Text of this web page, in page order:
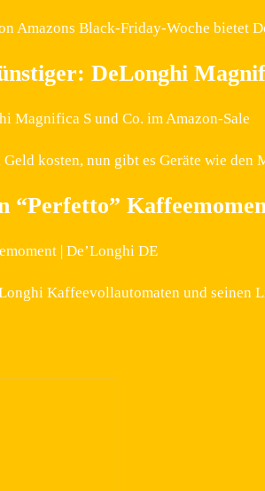
Amazons Black-Friday-Woche bietet
DeLonghi
Magnifica S und Co. im Amazon-Sale
kosten, nun gibt es Geräte wie den
“Perfetto”
| De’Longhi DE
Kaffeevollautomaten und